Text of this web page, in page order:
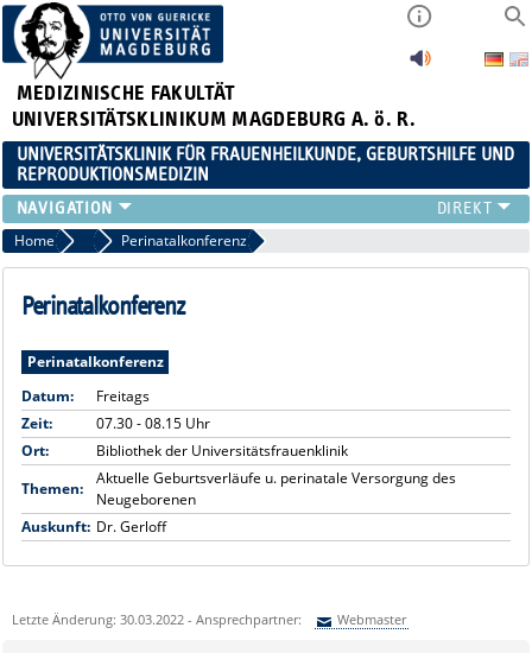
MEDIZINISCHE FAKULTÄT
UNIVERSITÄTSKLINIKUM MAGDEBURG A. ö. R.
UNIVERSITÄTSKLINIK FÜR FRAUENHEILKUNDE, GEBURTSHILFE UND
REPRODUKTIONSMEDIZIN
KLINIK
SPRECHSTUNDEN
TEAM
FORSCHUNGSSCHWERPUNKTE
NEWS
Home Fortbildungen
Perinatalkonferenz
Perinatalkonferenz
Perinatalkonferenz
Datum:
Freitags
Zeit:
07.30 - 08.15 Uhr
Ort:
Bibliothek der Universitätsfrauenklinik
Themen:
Aktuelle Geburtsverläufe u. perinatale Versorgung des
Neugeborenen
Auskunft: Dr. Gerloff
Letzte Änderung: 30.03.2022 - Ansprechpartner: Webmaster